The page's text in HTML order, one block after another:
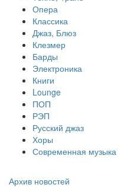
Опера
Классика
Джаз, Блюз
Клезмер
Барды
Электроника
Книги
Lounge
ПОП
РЭП
Русский джаз
Хоры
Современная музыка
Архив новостей